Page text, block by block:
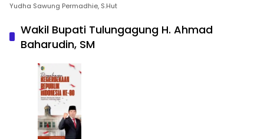
Yudha Sawung Permadhie, S.Hut
Wakil Bupati Tulungagung H. Ahmad
Baharudin, SM